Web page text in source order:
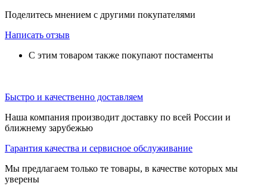
Поделитесь мнением с другими покупателями
Написать отзыв
С этим товаром также покупают постаменты
Быстро и качественно доставляем
Наша компания производит доставку по всей России и
ближнему зарубежью
Гарантия качества и сервисное обслуживание
Мы предлагаем только те товары, в качестве которых мы
уверены